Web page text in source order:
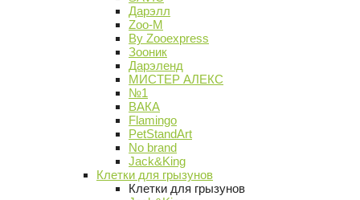
Дарэлл
Zoo-M
By Zooexpress
Зооник
Дарэленд
МИСТЕР АЛЕКС
№1
ВАКА
Flamingo
PetStandArt
No brand
Jack&King
Клетки для грызунов
Клетки для грызунов